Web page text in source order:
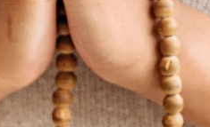
Ordu
Sakarya
Samsun